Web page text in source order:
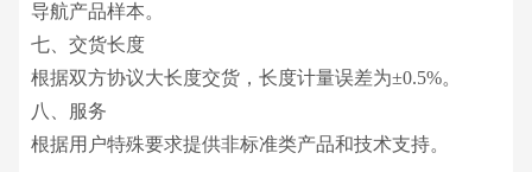
导航产品样本。
七、交货长度
根据双方协议大长度交货，长度计量误差为±0.5%。
八、服务
根据用户特殊要求提供非标准类产品和技术支持。